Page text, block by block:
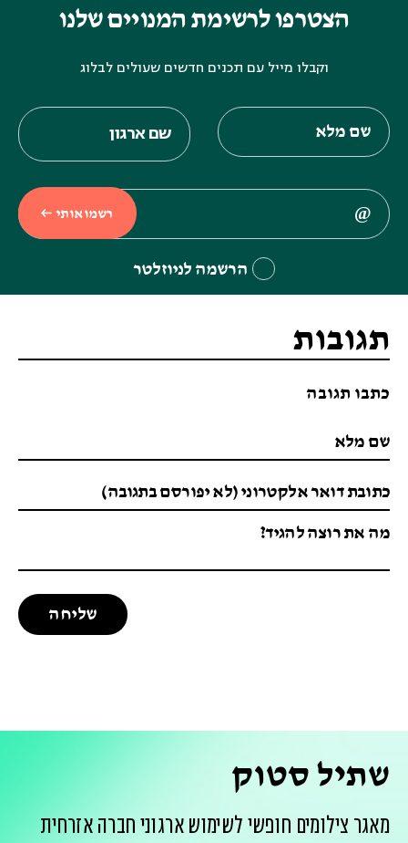
הצטרפו לרשימת המנויים שלנו
וקבלו מייל עם תכנים חדשים שעולים לבלוג
הרשמה לניוזלטר
רשמו אותי
תגובות
כתבו תגובה
שתיל סטוק
מאגר צילומים חופשי לשימוש ארגוני חברה אזרחית